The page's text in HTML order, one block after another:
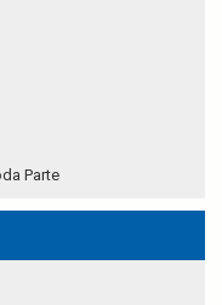
Parte